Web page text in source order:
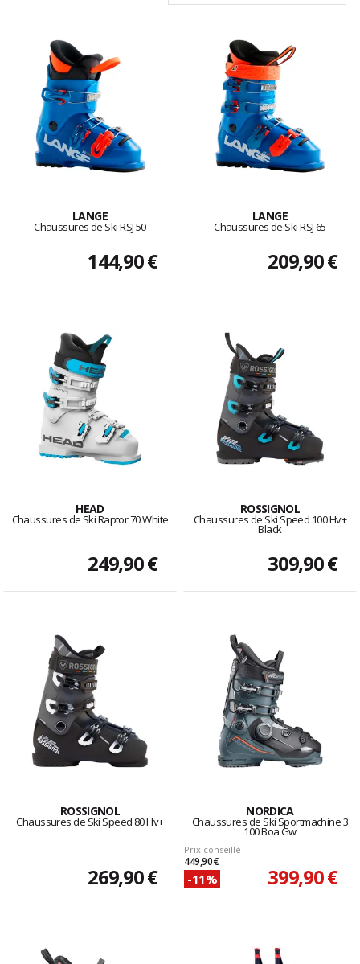
LANGE
Chaussures de Ski RSJ 50
144,90 €
LANGE
Chaussures de Ski RSJ 65
209,90 €
HEAD
Chaussures de Ski Raptor 70 White
249,90 €
ROSSIGNOL
Chaussures de Ski Speed 100 Hv+
Black
309,90 €
ROSSIGNOL
Chaussures de Ski Speed 80 Hv+
269,90 €
NORDICA
Chaussures de Ski Sportmachine 3
100 Boa Gw
Prix conseillé
449,90 €
-11% 399,90 €